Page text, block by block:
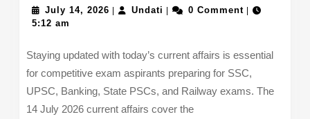
July 14, 2026 July
| Undati Undati
| 0 Comment |
5:12 am
Staying updated with today’s current affairs is essential
for competitive exam aspirants preparing for SSC,
UPSC, Banking, State PSCs, and Railway exams. The
14 July 2026 current affairs cover the